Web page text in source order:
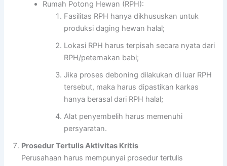
Rumah Potong Hewan (RPH):
Fasilitas RPH hanya dikhususkan untuk
produksi daging hewan halal;
Lokasi RPH harus terpisah secara nyata dari
RPH/peternakan babi;
Jika proses deboning dilakukan di luar RPH
tersebut, maka harus dipastikan karkas
hanya berasal dari RPH halal;
Alat penyembelih harus memenuhi
persyaratan.
Prosedur Tertulis Aktivitas Kritis
Perusahaan harus mempunyai prosedur tertulis